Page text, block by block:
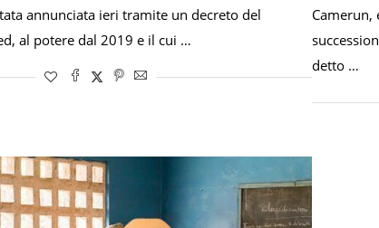
annunciata ieri tramite un decreto del
al potere dal 2019 e il cui …
Camerun,
detto …